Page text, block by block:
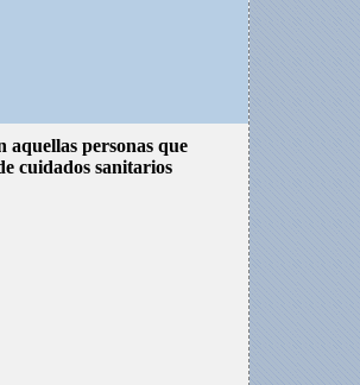
aquellas personas que
cuidados sanitarios